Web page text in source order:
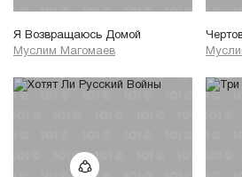
Я Возвращаюсь Домой
Муслим Магомаев